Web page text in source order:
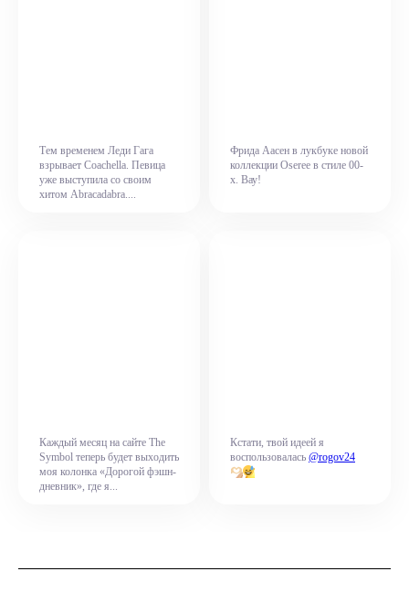
Тем временем Леди Гага
взрывает Coachella. Певица
уже выступила со своим
хитом Abracadabra....
Фрида Аасен в лукбуке новой
коллекции Oseree в стиле 00-
х. Вау!
Каждый месяц на сайте The
Symbol теперь будет выходить
моя колонка «Дорогой фэшн-
дневник», где я...
Кстати, твой идеей я
воспользовалась @rogov24